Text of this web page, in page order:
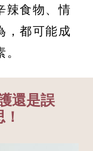
辣食物、情
，都可能成
還是誤